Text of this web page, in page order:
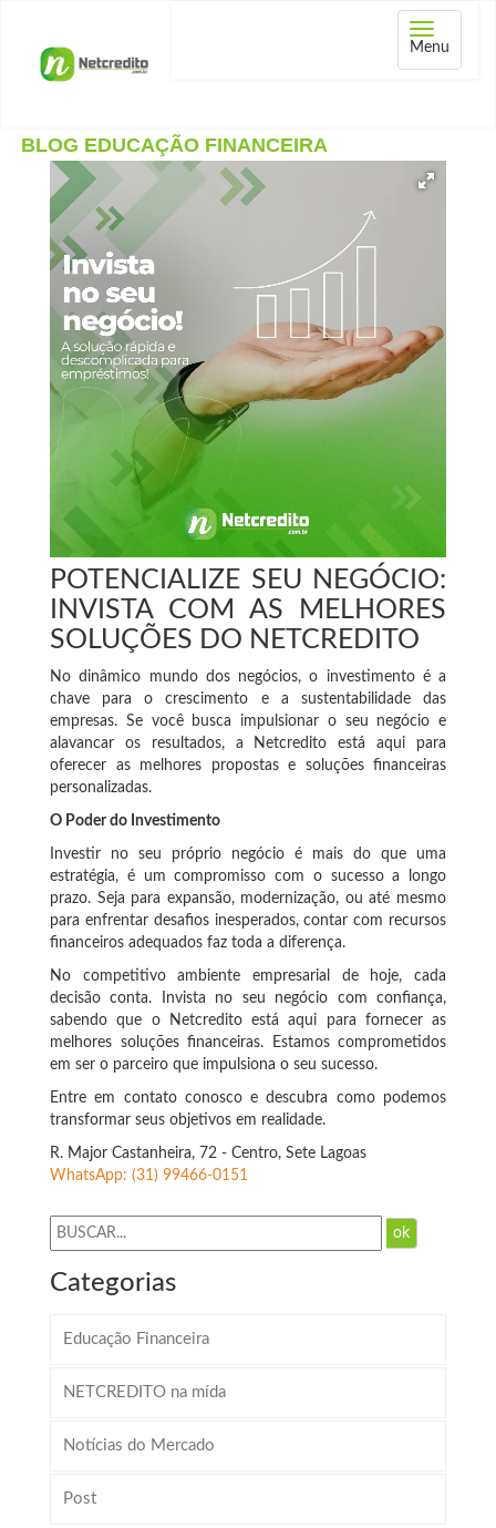
Abrir
menu
Menu
BLOG EDUCAÇÃO FINANCEIRA
POTENCIALIZE SEU NEGÓCIO:
INVISTA COM AS MELHORES
SOLUÇÕES DO NETCREDITO
No dinâmico mundo dos negócios, o investimento é a
chave para o crescimento e a sustentabilidade das
empresas. Se você busca impulsionar o seu negócio e
alavancar os resultados, a Netcredito está aqui para
oferecer as melhores propostas e soluções financeiras
personalizadas.
O Poder do Investimento
Investir no seu próprio negócio é mais do que uma
estratégia, é um compromisso com o sucesso a longo
prazo. Seja para expansão, modernização, ou até mesmo
para enfrentar desafios inesperados, contar com recursos
financeiros adequados faz toda a diferença.
No competitivo ambiente empresarial de hoje, cada
decisão conta. Invista no seu negócio com confiança,
sabendo que o Netcredito está aqui para fornecer as
melhores soluções financeiras. Estamos comprometidos
em ser o parceiro que impulsiona o seu sucesso.
Entre em contato conosco e descubra como podemos
transformar seus objetivos em realidade.
R. Major Castanheira, 72 - Centro, Sete Lagoas
WhatsApp: (31) 99466-0151
ok
Categorias
Educação Financeira
NETCREDITO na mída
Notícias do Mercado
Post